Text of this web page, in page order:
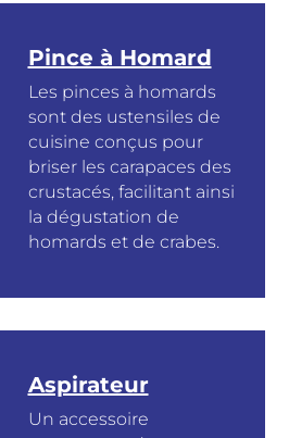
Pince à Homard
Les pinces à homards
sont des ustensiles de
cuisine conçus pour
briser les carapaces des
crustacés, facilitant ainsi
la dégustation de
homards et de crabes.
Aspirateur
Un accessoire